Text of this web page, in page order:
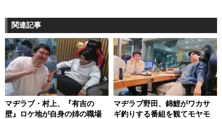
関連記事
マヂラブ・村上、『有吉の
壁』ロケ地が自身の姉の職場
マヂラブ野田、錦鯉がワカサ
ギ釣りする番組を観てモヤモ